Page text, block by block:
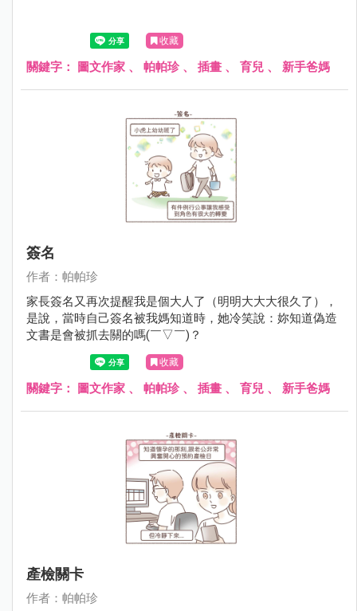
收藏
關鍵字： 圖文作家 、 帕帕珍、 插畫 、 育兒 、 新手爸媽
簽名
作者：帕帕珍
家長簽名又再次提醒我是個大人了（明明大大大很久了），
是說，當時自己簽名被我媽知道時，她冷笑說：妳知道偽造
文書是會被抓去關的嗎(￣▽￣)？
收藏
關鍵字： 圖文作家 、 帕帕珍、 插畫 、 育兒 、 新手爸媽
產檢關卡
作者：帕帕珍